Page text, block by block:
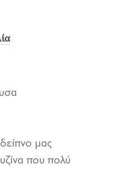
μας
που πολύ